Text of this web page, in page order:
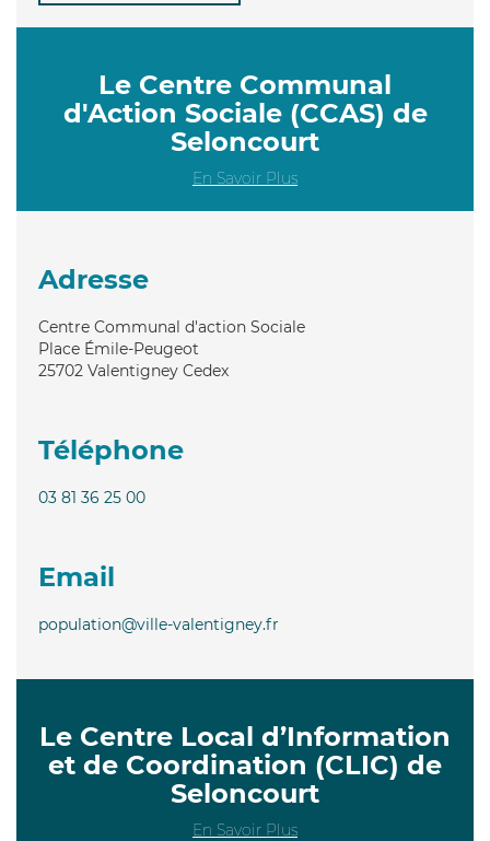
Le Centre Communal
d'Action Sociale (CCAS) de
Seloncourt
En Savoir Plus
Adresse
Centre Communal d'action Sociale
Place Émile-Peugeot
25702 Valentigney Cedex
Téléphone
03 81 36 25 00
Email
population@ville-valentigney.fr
Le Centre Local d’Information
et de Coordination (CLIC) de
Seloncourt
En Savoir Plus